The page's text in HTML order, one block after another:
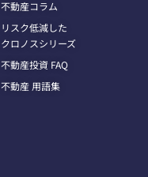
不動産コラム
リスク低減した
クロノスシリーズ
不動産投資 FAQ
不動産 用語集